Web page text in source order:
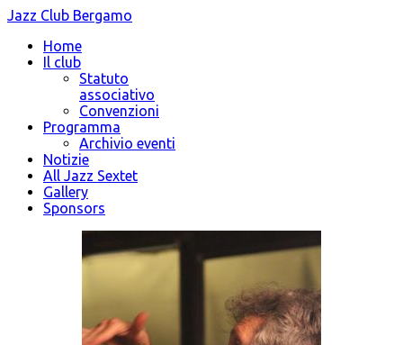
Jazz Club Bergamo
Home
Il club
Statuto
associativo
Convenzioni
Programma
Archivio eventi
Notizie
All Jazz Sextet
Gallery
Sponsors